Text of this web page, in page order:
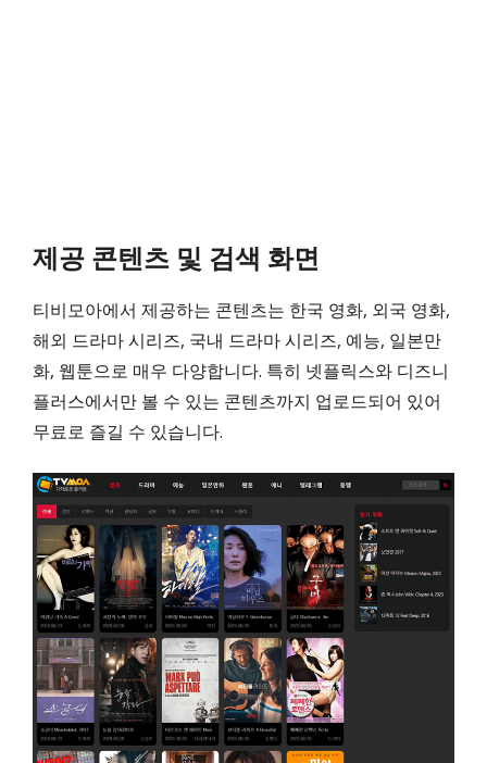
제공 콘텐츠 및 검색 화면
티비모아에서 제공하는 콘텐츠는 한국 영화, 외국 영화,
해외 드라마 시리즈, 국내 드라마 시리즈, 예능, 일본만
화, 웹툰으로 매우 다양합니다. 특히 넷플릭스와 디즈니
플러스에서만 볼 수 있는 콘텐츠까지 업로드되어 있어
무료로 즐길 수 있습니다.